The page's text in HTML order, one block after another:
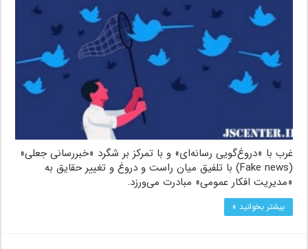
غرب با «دروغ‌گویی رسانه‌ای» و با تمرکز بر شگرد «خبررسانی جعلی»
(Fake news) با تلفیق میان راست و دروغ و تغییر حقایق به
«مدیریت افکار عمومی» مبادرت می‌ورزد.
بیشتر بخوانید »